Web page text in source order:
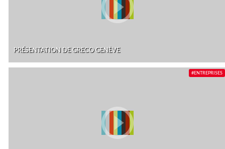
PRÉSENTATION DE GRECO GENÈVE
#ENTREPRISES